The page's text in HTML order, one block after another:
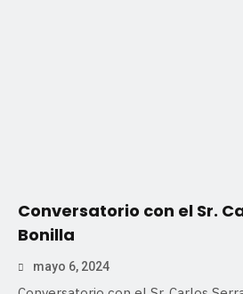
Conversatorio con el Sr.
Bonilla
mayo 6, 2024